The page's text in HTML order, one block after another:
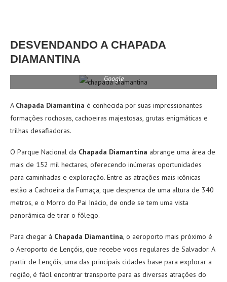
DESVENDANDO A CHAPADA
DIAMANTINA
Google
A Chapada Diamantina é conhecida por suas impressionantes
formações rochosas, cachoeiras majestosas, grutas enigmáticas e
trilhas desafiadoras.
O Parque Nacional da Chapada Diamantina abrange uma área de
mais de 152 mil hectares, oferecendo inúmeras oportunidades
para caminhadas e exploração. Entre as atrações mais icônicas
estão a Cachoeira da Fumaça, que despenca de uma altura de 340
metros, e o Morro do Pai Inácio, de onde se tem uma vista
panorâmica de tirar o fôlego.
Para chegar à Chapada Diamantina, o aeroporto mais próximo é
o Aeroporto de Lençóis, que recebe voos regulares de Salvador. A
partir de Lençóis, uma das principais cidades base para explorar a
região, é fácil encontrar transporte para as diversas atrações do